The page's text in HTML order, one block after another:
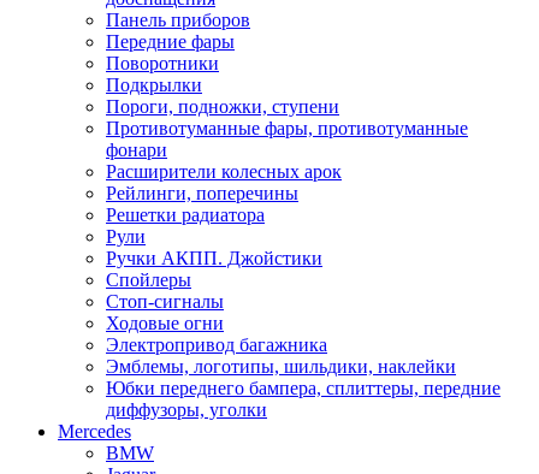
Панель приборов
Передние фары
Поворотники
Подкрылки
Пороги, подножки, ступени
Противотуманные фары, противотуманные
фонари
Расширители колесных арок
Рейлинги, поперечины
Решетки радиатора
Рули
Ручки АКПП. Джойстики
Спойлеры
Стоп-сигналы
Ходовые огни
Электропривод багажника
Эмблемы, логотипы, шильдики, наклейки
Юбки переднего бампера, сплиттеры, передние
диффузоры, уголки
Mercedes
BMW